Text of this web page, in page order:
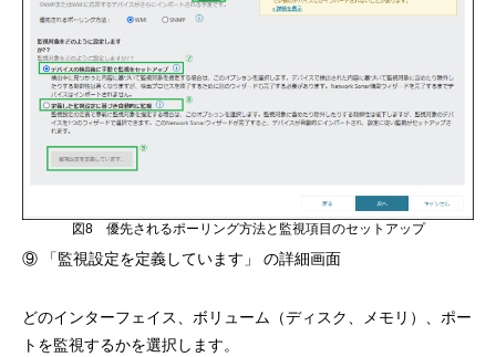
図8 優先されるポーリング方法と監視項目のセットアップ
⑨ 「監視設定を定義しています」 の詳細画面
どのインターフェイス、ボリューム（ディスク、メモリ）、ポー
トを監視するかを選択します。